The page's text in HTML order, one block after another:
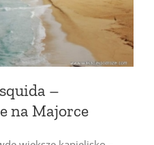
–
na Majorce